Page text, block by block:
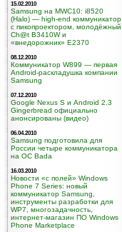
15.02.2010
Samsung на MWC10: i8520
(Halo) — high-end коммуникатор
с пикопроектором, молодёжный
Ch@t B3410W и
«внедорожник» E2370
08.12.2010
Коммуникатор W899 — первая
Android-раскладушка компании
Samsung
07.12.2010
Google Nexus S и Android 2.3
Gingerbread официально
анонсированы (видео)
06.04.2010
Samsung подготовила для
России четыре коммуникатора
на ОС Bada
16.03.2010
Новости «с полей» Windows
Phone 7 Series: новый
коммуникатор Samsung,
инструменты разработки для
WP7, многозадачность,
интернет-магазин ПО Windows
Phone Marketplace